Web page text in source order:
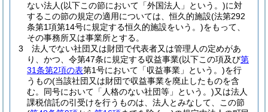
ない法人(以下この節において「外国法人」という。)に対
するこの節の規定の適用については、恒久的施設(法第292
条第1項第14号に規定する恒久的施設をいう。)をもって、
その事務所又は事業所とする。
3
法人でない社団又は財団で代表者又は管理人の定めがあ
り、かつ、令第47条に規定する収益事業(以下この項及び第
31条第2項の表第1号において「収益事業」という。)を行
うもの(当該社団又は財団で収益事業を廃止したものを含
む。同号において「人格のない社団等」という。)又は法人
課税信託の引受けを行うものは、法人とみなして、この節